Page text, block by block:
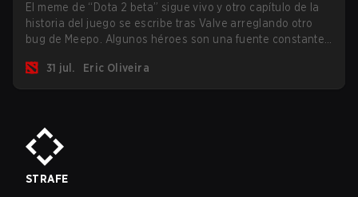
El meme de “Dota 2 beta” sigue vivo y otro capítulo de la
historia del juego se escribe tras Valve arreglando otro
bug de Meepo. Algunos héroes son una fuente constante
son los más afectados por estos problemas.
31 jul. Eric Oliveira
STRAFE